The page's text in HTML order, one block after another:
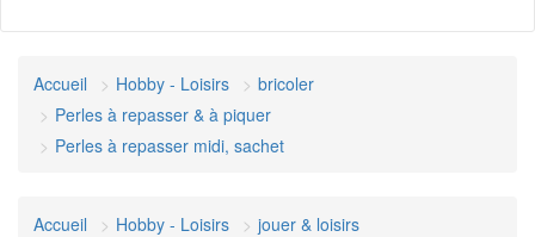
Accueil Hobby - Loisirs
bricoler
Perles à repasser & à piquer
Perles à repasser midi, sachet
Accueil Hobby - Loisirs
jouer & loisirs